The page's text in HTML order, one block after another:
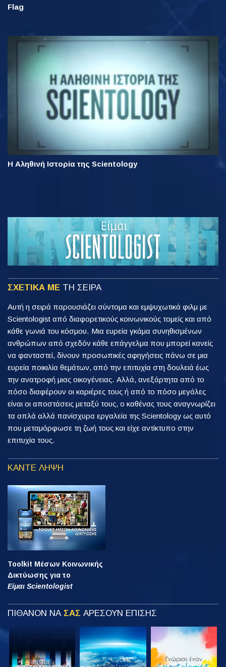
Flag
Η Αληθινή Ιστορία της Scientology
ΣΧΕΤΙΚΑ ΜΕ ΤΗ ΣΕΙΡΑ
Αυτή η σειρά παρουσιάζει σύντομα και εμψυχωτικά φιλμ με
Scientologist από διαφορετικούς κοινωνικούς τομείς και από
κάθε γωνιά του κόσμου. Μια ευρεία γκάμα συνηθισμένων
ανθρώπων από σχεδόν κάθε επάγγελμα που μπορεί κανείς
να φανταστεί, δίνουν προσωπικές αφηγήσεις πάνω σε μια
ευρεία ποικιλία θεμάτων, από την επιτυχία στη δουλειά έως
την ανατροφή μιας οικογένειας. Αλλά, ανεξάρτητα από το
πόσο διαφέρουν οι καριέρες τους ή από το πόσο μεγάλες
είναι οι αποστάσεις μεταξύ τους, ο καθένας τους αναγνωρίζει
τα απλά αλλά πανίσχυρα εργαλεία της Scientology ως αυτό
που μεταμόρφωσε τη ζωή τους και είχε αντίκτυπο στην
επιτυχία τους.
ΚΑΝΤΕ ΛΗΨΗ
Toolkit Μέσων Κοινωνικής
Δικτύωσης για το
Είμαι Scientologist
ΠΙΘΑΝΟΝ ΝΑ ΣΑΣ ΑΡΕΣΟΥΝ ΕΠΙΣΗΣ